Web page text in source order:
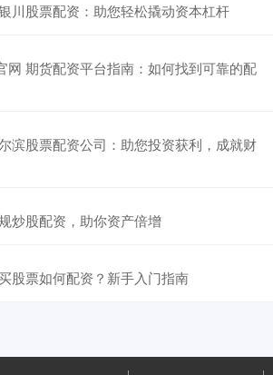
川股票配资：助您轻松撬动资本杠杆
网 期货配资平台指南：如何找到可靠的配
滨股票配资公司：助您投资获利，成就财
炒股配资，助你资产倍增
股票如何配资？新手入门指南